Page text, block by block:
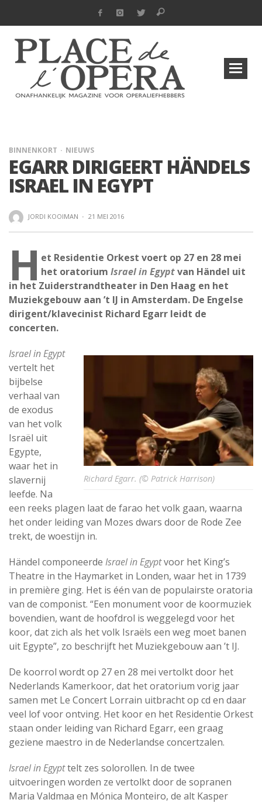
BINNENKORT NIEUWS
EGARR DIRIGEERT HÄNDELS
ISRAEL IN EGYPT
JORDI KOOIMAN · 21 MEI 2016
H et Residentie Orkest voert op 27 en 28 mei
het oratorium Israel in Egyptvan Händel uit
in het Zuiderstrandtheater in Den Haag en het
Muziekgebouw aan ’t IJ in Amsterdam. De Engelse
dirigent/klavecinist Richard Egarr leidt de
concerten.
Richard Egarr. (© Patrick Harrison)
Israel in Egypt
vertelt het
bijbelse
verhaal van
de exodus
van het volk
Israël uit
Egypte,
waar het in
slavernij
leefde. Na
een reeks plagen laat de farao het volk gaan, waarna
het onder leiding van Mozes dwars door de Rode Zee
trekt, de woestijn in.
Händel componeerde Israel in Egyptvoor het King’s
Theatre in the Haymarket in Londen, waar het in 1739
in première ging. Het is één van de populairste oratoria
van de componist. “Een monument voor de koormuziek
bovendien, want de hoofdrol is weggelegd voor het
koor, dat zich als het volk Israëls een weg moet banen
uit Egypte”, zo beschrijft het Muziekgebouw aan ’t IJ.
De koorrol wordt op 27 en 28 mei vertolkt door het
Nederlands Kamerkoor, dat het oratorium vorig jaar
samen met Le Concert Lorrain uitbracht op cd en daar
veel lof voor ontving. Het koor en het Residentie Orkest
staan onder leiding van Richard Egarr, een graag
geziene maestro in de Nederlandse concertzalen.
Israel in Egypttelt zes solorollen. In de twee
uitvoeringen worden ze vertolkt door de sopranen
Maria Valdmaa en Mónica Monteiro, de alt Kasper